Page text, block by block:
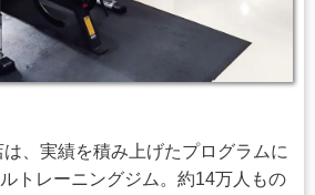
、実績を積み上げたプログラムに
トレーニングジム。約14万人もの